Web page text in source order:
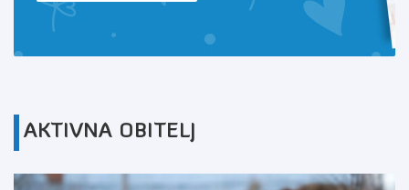
AKTIVNA OBITELJ